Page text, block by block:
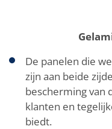
De panelen die
zijn aan beide
bescherming van
klanten en
biedt.